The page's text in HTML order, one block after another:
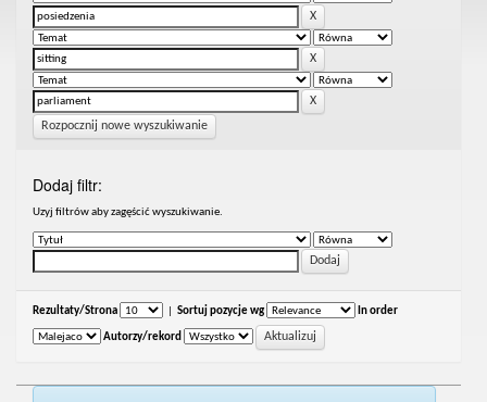
Rozpocznij nowe wyszukiwanie
Dodaj filtr:
Uzyj filtrów aby zagęścić wyszukiwanie.
Rezultaty/Strona Sortuj pozycje wg In order
Autorzy/rekord